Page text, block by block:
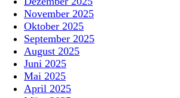
November 2025
Oktober 2025
September 2025
August 2025
Juni 2025
Mai 2025
April 2025